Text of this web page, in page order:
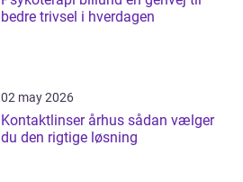
bedre trivsel i hverdagen
02 may 2026
Kontaktlinser århus sådan vælger
du den rigtige løsning